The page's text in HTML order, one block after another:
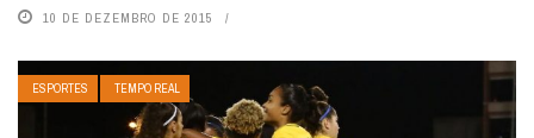
10 DE DEZEMBRO DE 2015
ESPORTES TEMPO REAL